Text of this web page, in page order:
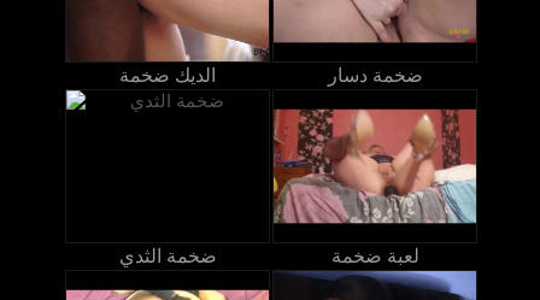
الديك ضخمة ضخمة دسار
ضخمة الثدي لعبة ضخمة